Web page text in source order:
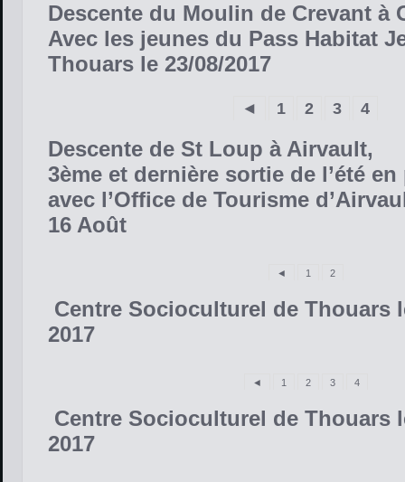
Descente du Moulin de Crevant à
Avec les jeunes du Pass Habitat
Thouars le 23/08/2017
◄ 1 2 3 4
Descente de St Loup à Airvault,
3ème et dernière sortie de l’été
avec l’Office de Tourisme
16 Août
◄ 1 2
Centre Socioculturel de Thouars
2017
◄ 1 2 3 4
Centre Socioculturel de Thouars
2017